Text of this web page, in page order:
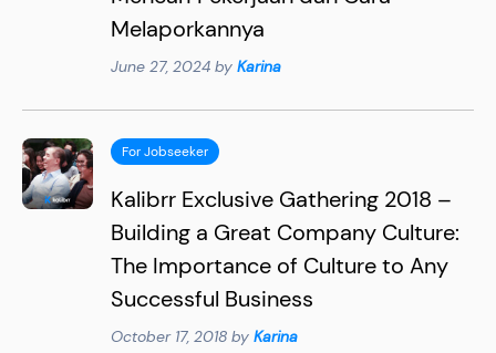
Melaporkannya
June 27, 2024 by Karina
For Jobseeker
Kalibrr Exclusive Gathering 2018 –
Building a Great Company Culture:
The Importance of Culture to Any
Successful Business
October 17, 2018 by Karina